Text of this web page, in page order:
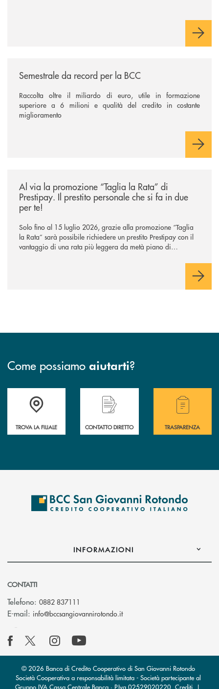
Semestrale da record per la BCC
Raccolta oltre il miliardo di euro, utile in formazione
superiore a 6 milioni e qualità del credito in costante
miglioramento
Al via la promozione “Taglia la Rata” di
Prestipay. Il prestito personale che si fa in due
per te!
Solo fino al 15 luglio 2026, grazie alla promozione “Taglia
la Rata” sarà possibile richiedere un prestito Prestipay con il
vantaggio di una rata più leggera da metà piano di
Come possiamo aiutarti?
Accedi all' elenco completo delle filiali della BCC San Giovanni
TROVA LA FILIALE
Hai bisogno di assistenza immediata?
CONTATTO DIRETTO
Hai bisogno di
TRASPARENZA
INFORMAZIONI
CONTATTI
Telefono: 0882 837111
E-mail: info@bccsangiovannirotondo.it(si apre l’app di posta
© 2026 Banca di Credito Cooperativo di San Giovanni Rotondo
Società Cooperativa a responsabilità limitata - Società partecipante al
Gruppo IVA Cassa Centrale Banca · P.Iva 02529020220 Crediti|